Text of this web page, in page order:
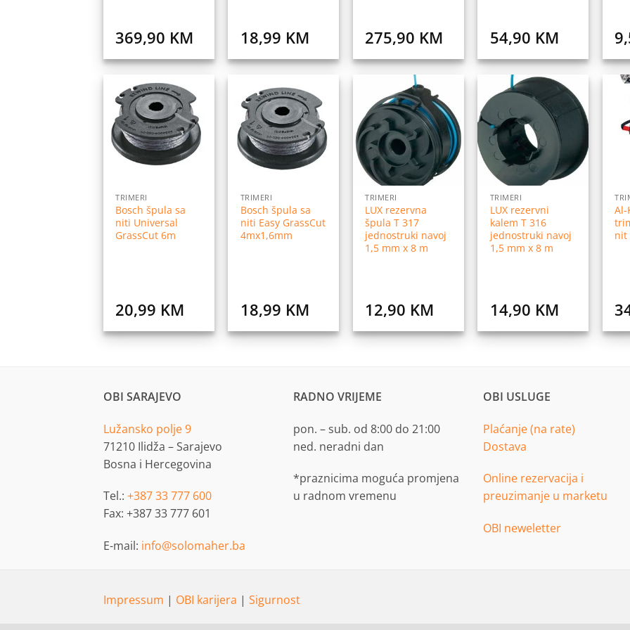
369,90 KM 18,99 KM 275,90 KM 54,90 KM
Dodaj
na
listu
želja
TRIMERI
Bosch špula sa
niti Universal
GrassCut 6m
20,99 KM
Dodaj
na
listu
želja
TRIMERI
Bosch špula sa
niti Easy GrassCut
4mx1,6mm
18,99 KM
Dodaj
na
listu
želja
TRIMERI
LUX rezervna
špula T 317
jednostruki navoj
1,5 mm x 8 m
12,90 KM
Dodaj
listu
želja
TRIMERI
LUX rezervni
kalem T 316
jednostruki navoj
1,5 mm x 8 m
14,90 KM
Al-
nit
OBI SARAJEVO
Lužansko polje 9
71210 Ilidža – Sarajevo
Bosna i Hercegovina
Tel.: +387 33 777 600
Fax: +387 33 777 601
E-mail: info@solomaher.ba
RADNO VRIJEME
pon. – sub. od 8:00 do 21:00
ned. neradni dan
*praznicima moguća promjena
u radnom vremenu
OBI USLUGE
Plaćanje (na rate)
Dostava
Online rezervacija i
preuzimanje u marketu
OBI neweletter
Impressum | OBI karijera | Sigurnost